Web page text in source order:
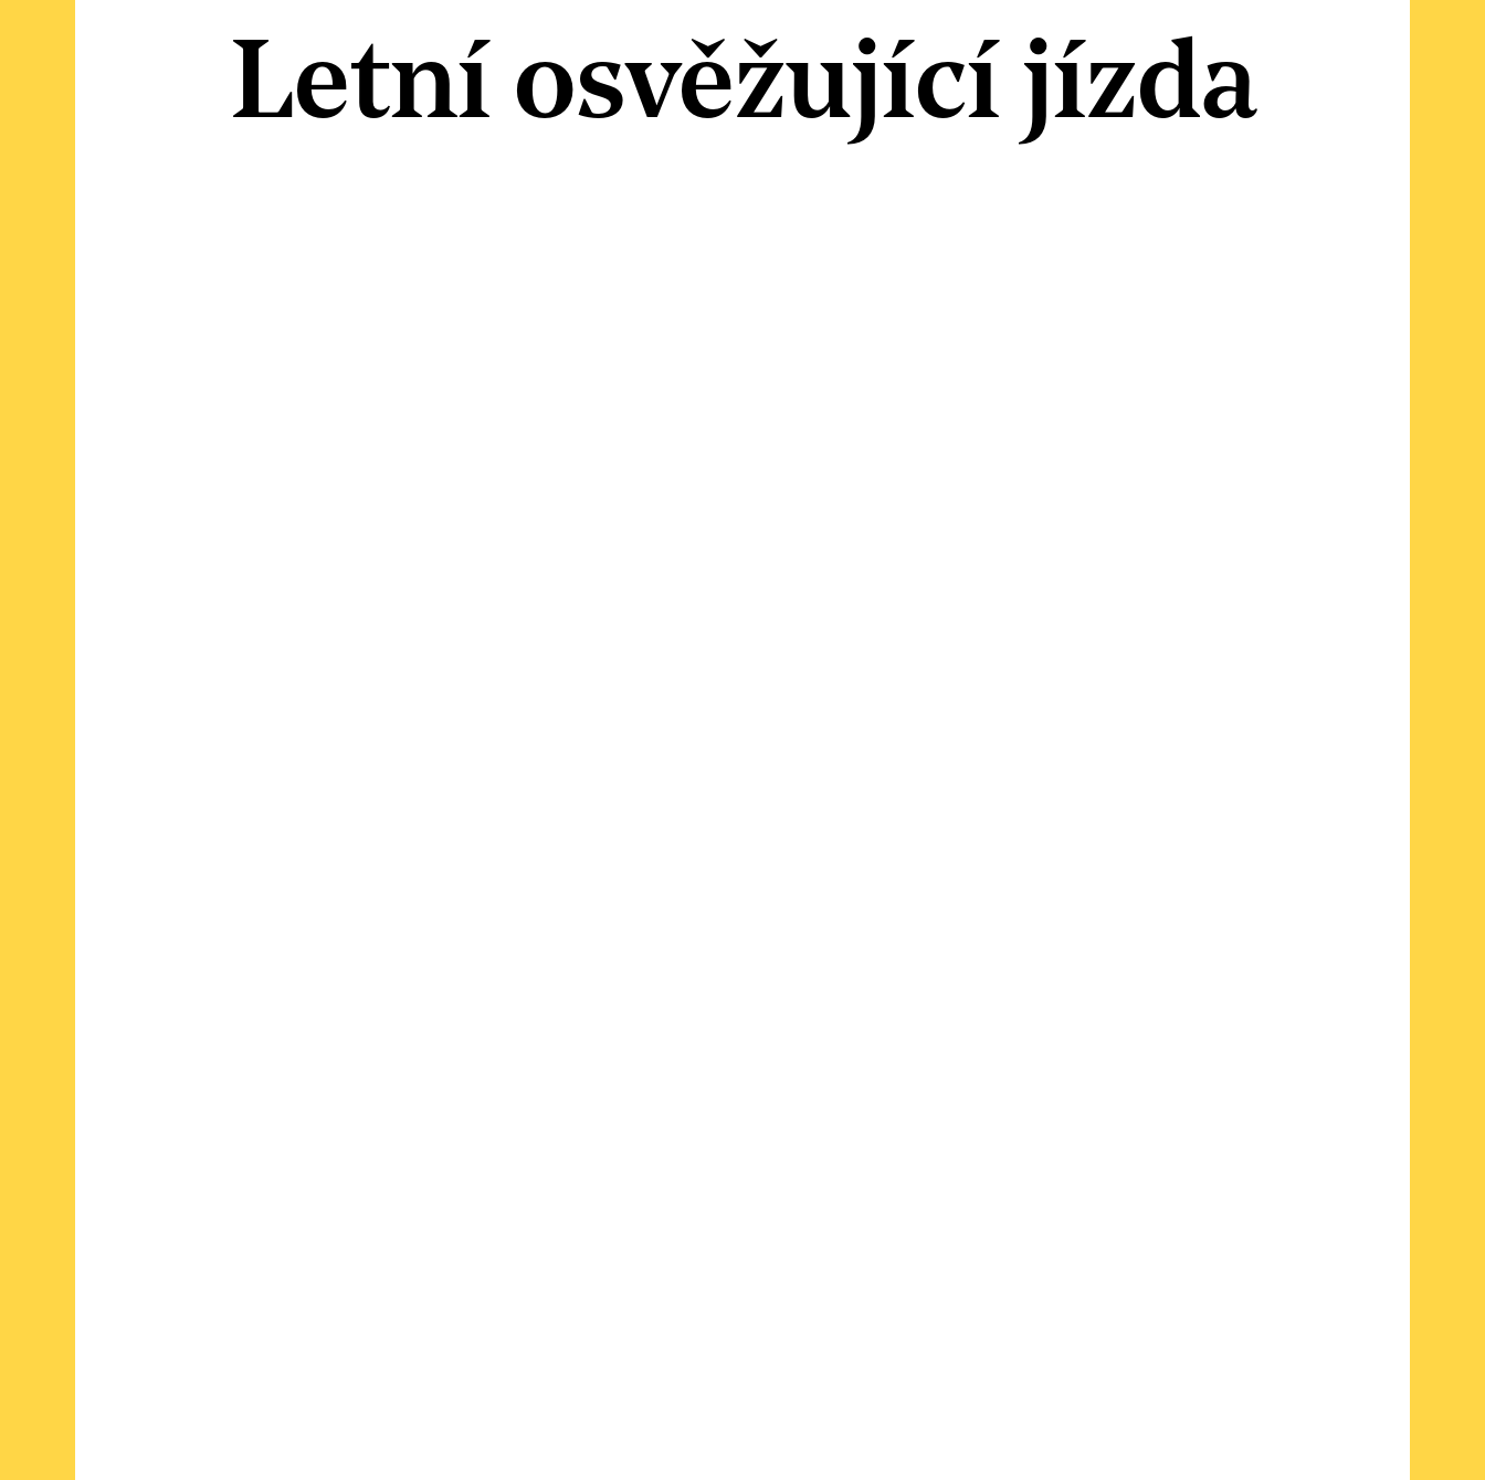
Letní osvěžující jízda